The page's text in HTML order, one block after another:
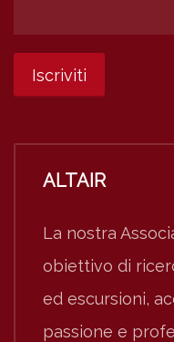
ALTAIR
La nostra
obiettivo di
ed escursioni,
passione e